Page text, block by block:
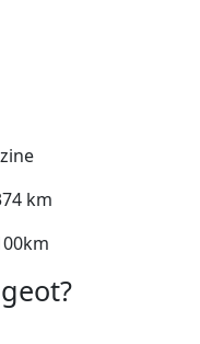
km